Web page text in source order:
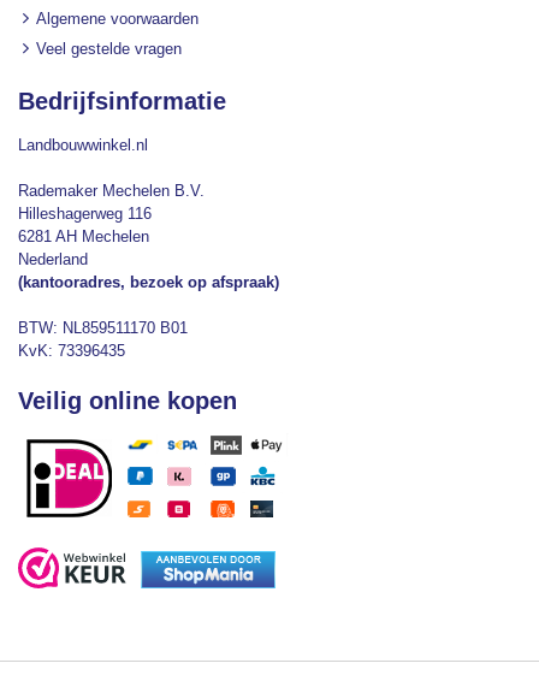
Algemene voorwaarden
Veel gestelde vragen
Bedrijfsinformatie
Landbouwwinkel.nl
Rademaker Mechelen B.V.
Hilleshagerweg 116
6281 AH Mechelen
Nederland
(kantooradres, bezoek op afspraak)
BTW: NL859511170 B01
KvK: 73396435
Veilig online kopen